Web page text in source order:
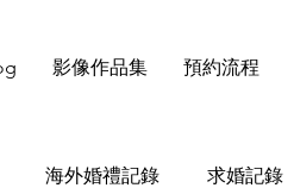
影像作品集 預約流程
海外婚禮記錄 求婚記錄